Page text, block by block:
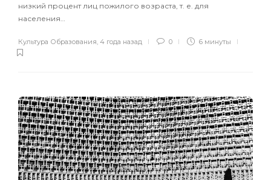
низкий процент лиц пожи­лого возраста, т. е. для
населения…
Культура Образования 4 года назад 0 6 минуты